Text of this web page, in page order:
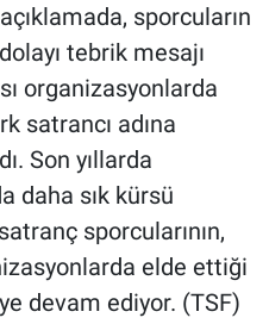
sporcuların
tebrik mesajı
organizasyonlarda
satrancı adına
Son yıllarda
daha sık kürsü
sporcularının,
elde ettiği
devam ediyor. (TSF)